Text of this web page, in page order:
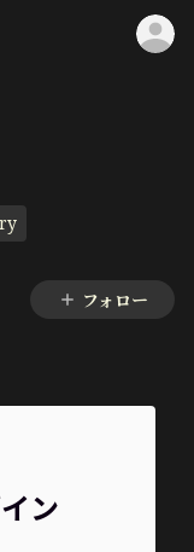
フォロー
ン